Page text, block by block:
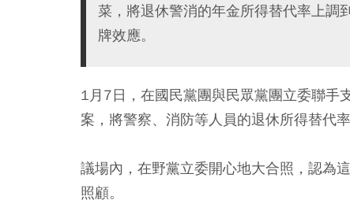
菜，將退休警消的年金所得替代率上調
牌效應。
1月7日，在國民黨團與民眾黨團立委聯手
案，將警察、消防等人員的退休所得替代
議場內，在野黨立委開心地大合照，認為
照顧。